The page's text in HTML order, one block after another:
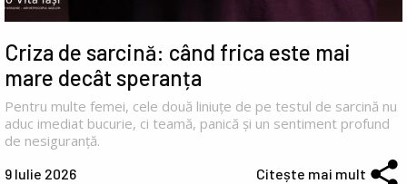
Criza de sarcină: când frica este mai
mare decât speranța
Pentru multe femei, cele două liniuțe de pe testul de sarcină nu
aduc imediat bucurie, ci teamă, panică și un sentiment profund
de nesiguranță.
9 Iulie 2026 Citește mai mult